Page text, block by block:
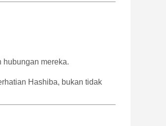
hubungan mereka.
Hashiba, bukan tidak